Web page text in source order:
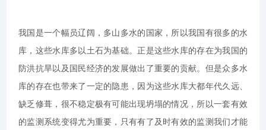
我国是一个幅员辽阔，多山多水的国家，所以我国有很多的水
库，这些水库多以土石为基础。正是这些水库的存在为我国的
防洪抗旱以及国民经济的发展做出了重要的贡献。但是众多水
库的存在也带来了一定的隐患，因为这些水库大都年代久远、
缺乏修葺，很不稳定极有可能出现坍塌的情况，所以一套有效
的监测系统变得尤为重要，只有有了及时有效的监测我们才能